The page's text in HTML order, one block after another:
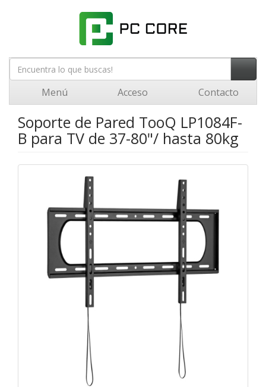
Menú Acceso Contacto
Soporte de Pared TooQ LP1084F-
B para TV de 37-80"/ hasta 80kg